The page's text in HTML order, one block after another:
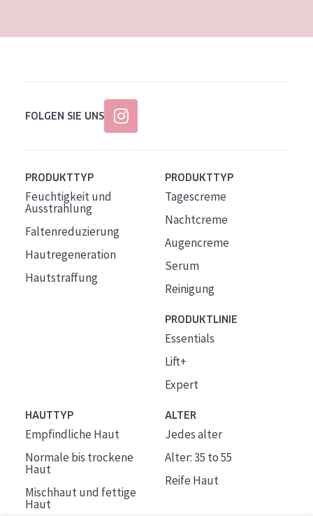
FOLGEN SIE UNS
PRODUKTTYP
Feuchtigkeit und
Ausstrahlung
Faltenreduzierung
Hautregeneration
Hautstraffung
PRODUKTTYP
Tagescreme
Nachtcreme
Augencreme
Serum
Reinigung
PRODUKTLINIE
Essentials
Lift+
Expert
HAUTTYP
Empfindliche Haut
Normale bis trockene
Haut
Mischhaut und fettige
Haut
ALTER
Jedes alter
Alter: 35 to 55
Reife Haut